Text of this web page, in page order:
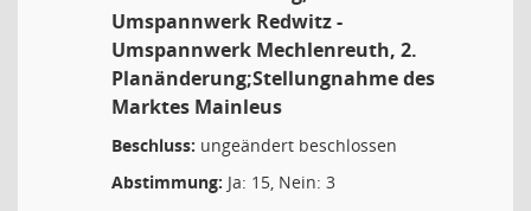
Umspannwerk Redwitz -
Umspannwerk Mechlenreuth, 2.
Planänderung;Stellungnahme des
Marktes Mainleus
Beschluss: ungeändert beschlossen
Abstimmung: Ja: 15, Nein: 3